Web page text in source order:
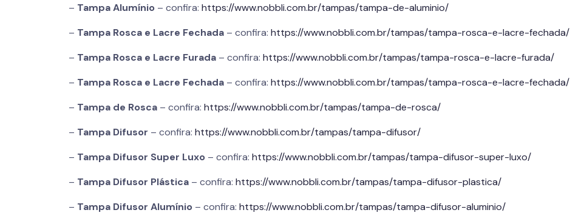
– Tampa Alumínio – confira:https://www.nobbli.com.br/tampas/tampa-de-aluminio/
– Tampa Rosca e Lacre Fechada – confira:https://www.nobbli.com.br/tampas/tampa-rosca-e-lacre-fechada/
– Tampa Rosca e Lacre Furada – confira:https://www.nobbli.com.br/tampas/tampa-rosca-e-lacre-furada/
– Tampa Rosca e Lacre Fechada – confira:https://www.nobbli.com.br/tampas/tampa-rosca-e-lacre-fechada/
– Tampa de Rosca – confira:https://www.nobbli.com.br/tampas/tampa-de-rosca/
– Tampa Difusor – confira:https://www.nobbli.com.br/tampas/tampa-difusor/
– Tampa Difusor Super Luxo – confira:https://www.nobbli.com.br/tampas/tampa-difusor-super-luxo/
– Tampa Difusor Plástica – confira:https://www.nobbli.com.br/tampas/tampa-difusor-plastica/
– Tampa Difusor Alumínio – confira:https://www.nobbli.com.br/tampas/tampa-difusor-aluminio/